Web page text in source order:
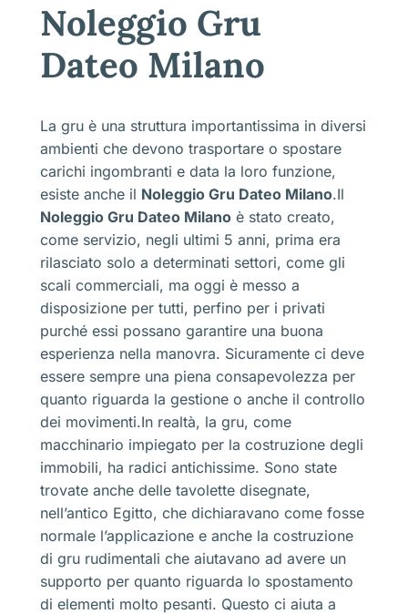
Noleggio Gru
Dateo Milano
La gru è una struttura importantissima in diversi
ambienti che devono trasportare o spostare
carichi ingombranti e data la loro funzione,
esiste anche il Noleggio Gru Dateo Milano.Il
Noleggio Gru Dateo Milano è stato creato,
come servizio, negli ultimi 5 anni, prima era
rilasciato solo a determinati settori, come gli
scali commerciali, ma oggi è messo a
disposizione per tutti, perfino per i privati
purché essi possano garantire una buona
esperienza nella manovra. Sicuramente ci deve
essere sempre una piena consapevolezza per
quanto riguarda la gestione o anche il controllo
dei movimenti.In realtà, la gru, come
macchinario impiegato per la costruzione degli
immobili, ha radici antichissime. Sono state
trovate anche delle tavolette disegnate,
nell’antico Egitto, che dichiaravano come fosse
normale l’applicazione e anche la costruzione
di gru rudimentali che aiutavano ad avere un
supporto per quanto riguarda lo spostamento
di elementi molto pesanti. Questo ci aiuta a